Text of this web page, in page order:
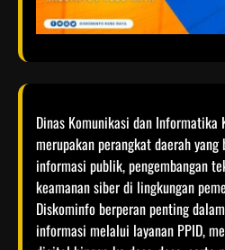
Dinas Komunikasi dan Informatika
merupakan perangkat daerah
informasi publik, pengembangan
keamanan siber di lingkungan
Diskominfo berperan penting
informasi melalui layanan PPID,